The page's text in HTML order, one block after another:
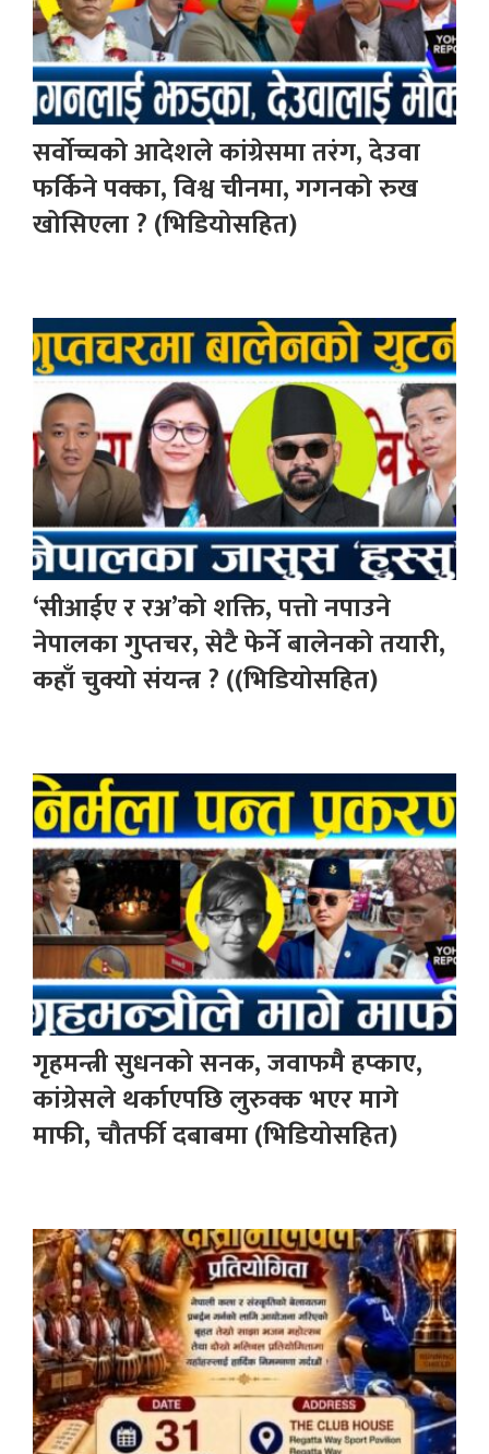
सर्वोच्चको आदेशले कांग्रेसमा तरंग, देउवा
फर्किने पक्का, विश्व चीनमा, गगनको रुख
खोसिएला ? (भिडियोसहित)
‘सीआईए र रअ’को शक्ति, पत्तो नपाउने
नेपालका गुप्तचर, सेटै फेर्ने बालेनको तयारी,
कहाँ चुक्यो संयन्त्र ? ((भिडियोसहित)
गृहमन्त्री सुधनको सनक, जवाफमै हप्काए,
कांग्रेसले थर्काएपछि लुरुक्क भएर मागे
माफी, चौतर्फी दबाबमा (भिडियोसहित)